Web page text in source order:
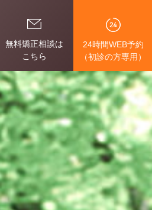
無料矯正相談は
こちら
24時間WEB予約
（初診の方専用）